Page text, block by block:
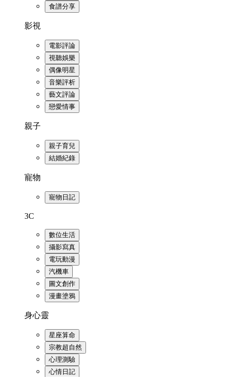
食譜分享
影視
電影評論
視聽娛樂
偶像明星
音樂評析
藝文評論
戀愛情事
親子
親子育兒
結婚紀錄
寵物
寵物日記
3C
數位生活
攝影寫真
電玩動漫
汽機車
圖文創作
漫畫塗鴉
身心靈
星座算命
宗教超自然
心理測驗
心情日記